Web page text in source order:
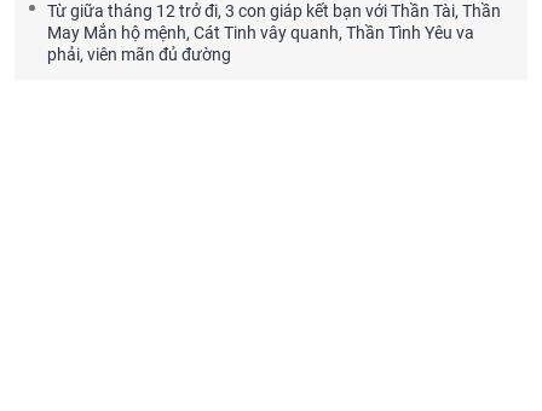
Từ giữa tháng 12 trở đi, 3 con giáp kết bạn với Thần Tài, Thần
May Mắn hộ mệnh, Cát Tinh vây quanh, Thần Tình Yêu va
phải, viên mãn đủ đường